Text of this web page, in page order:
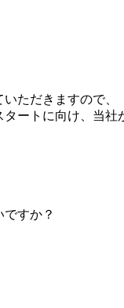
ただきますので、
ートに向け、当社
すか？